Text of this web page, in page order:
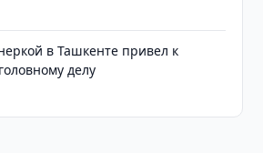
в Ташкенте привел к
делу